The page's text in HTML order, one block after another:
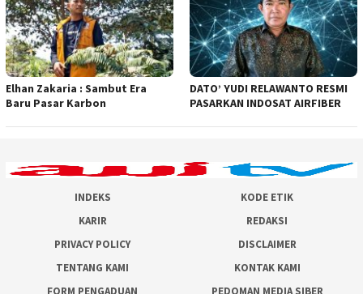
Elhan Zakaria : Sambut Era
Baru Pasar Karbon
DATO’ YUDI RELAWANTO RESMI
PASARKAN INDOSAT AIRFIBER
INDEKS
KODE ETIK
KARIR
REDAKSI
PRIVACY POLICY
DISCLAIMER
TENTANG KAMI
KONTAK KAMI
FORM PENGADUAN
PEDOMAN MEDIA SIBER